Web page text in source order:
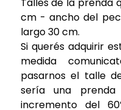
cm - ancho del
largo 30 cm.
Si querés adquirir
medida
pasarnos el talle
sería una
incremento del